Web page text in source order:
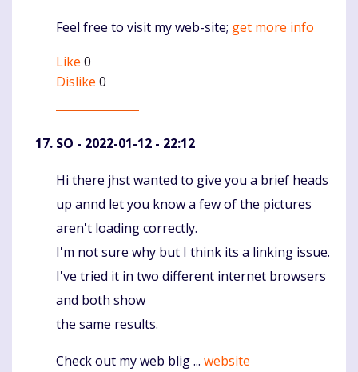
Feel free to visit my web-site; get more info
Like 0
Dislike 0
SO - 2022-01-12 - 22:12
Komentaras
Hi there jhst wanted to give you a brief heads
up annd let you know a few of the pictures
aren't loading correctly.
I'm not sure why but I think its a linking issue.
I've tried it in two different internet browsers
and both show
the same results.
Check out my web blig ... website